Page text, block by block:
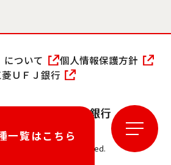
一覧はこちら
・ご応募
・ご応募はこちらから
について
個人情報保護方針
ＵＦＪ銀行
Ltd. All rights reserved.